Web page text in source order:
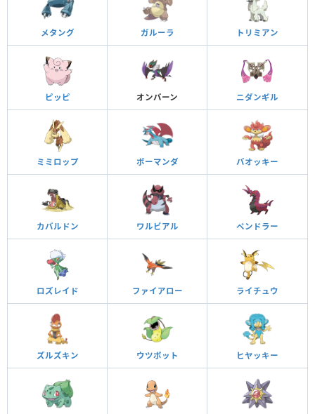
メタング ガルーラ トリミアン
ピッピ オンバーン ニダンギル
ミミロップ ボーマンダ バオッキー
カバルドン ワルビアル ペンドラー
ロズレイド ファイアロー ライチュウ
ズルズキン ウツボット ヒヤッキー